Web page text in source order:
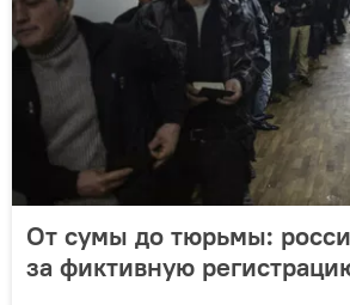
От сумы до тюрьмы:
за фиктивную